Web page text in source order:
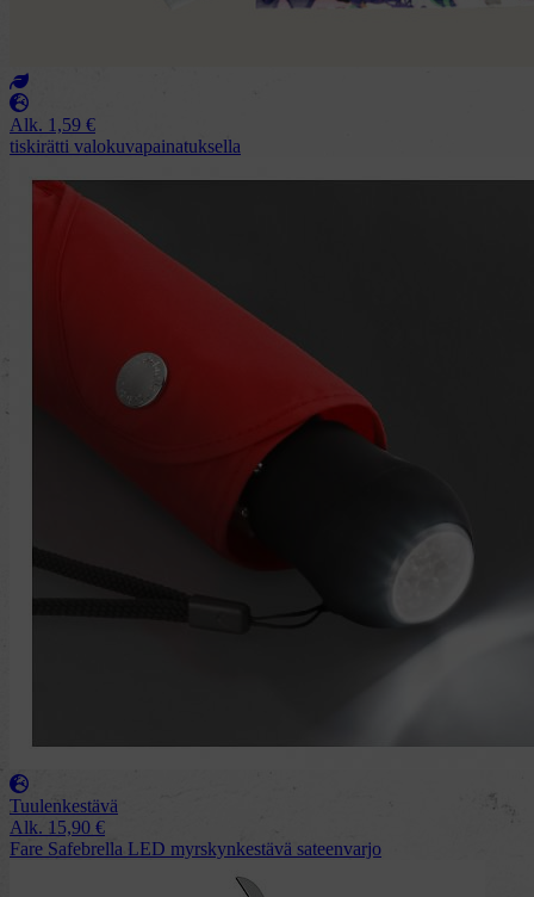
Alk. 1,59 €
tiskirätti valokuvapainatuksella
Tuulenkestävä
Alk. 15,90 €
Fare Safebrella LED myrskynkestävä sateenvarjo